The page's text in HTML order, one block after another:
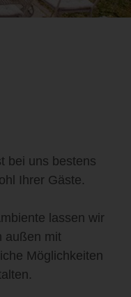
bei uns bestens
Ihrer Gäste.
lassen wir
außen mit
Möglichkeiten